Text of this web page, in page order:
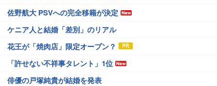
佐野航大 PSVへの完全移籍が決定
ケニア人と結婚「差別」のリアル
花王が「焼肉店」限定オープン？
「許せない不祥事タレント」1位
俳優の戸塚純貴が結婚を発表